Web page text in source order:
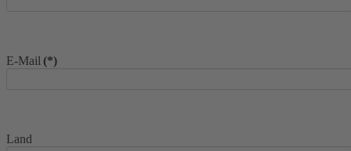
E-Mail (*)
Land